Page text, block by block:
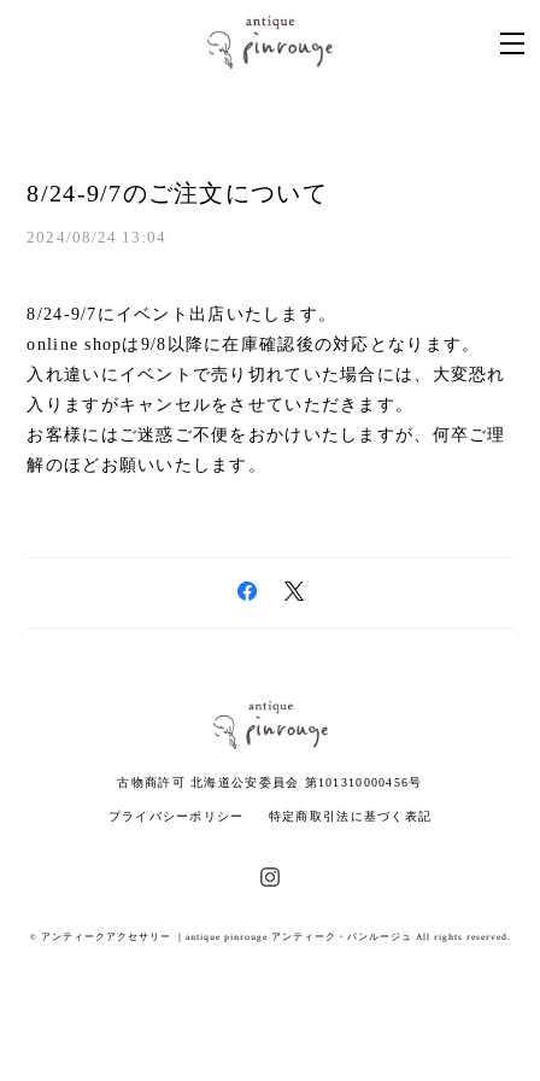
8/24-9/7のご注文について
2024/08/24 13:04
8/24-9/7 にイベント出店いたします。
online shopは9/8以降に在庫確認後の対応となります。
入れ違いにイベントで売り切れていた場合には、大変恐れ
入りますがキャンセルをさせていただきます。
お客様にはご迷惑ご不便をおかけいたしますが、何卒ご理
解のほどお願いいたします。
古物商許可 北海道公安委員会 第101310000456号
プライバシーポリシー 特定商取引法に基づく表記
© アンティークアクセサリー ｜antique pinrouge アンティーク・パンルージュ All rights reserved.